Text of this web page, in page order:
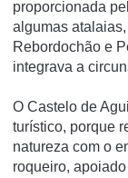
proporcionada
algumas
Rebordochão e
integrava a
O Castelo de
turístico, porque
natureza com o
roqueiro,